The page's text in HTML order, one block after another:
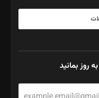
روز بمانید